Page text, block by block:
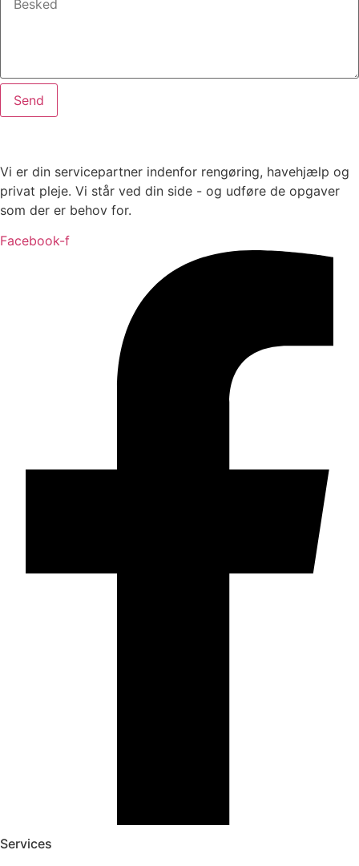
Send
Vi er din servicepartner indenfor rengøring, havehjælp og
privat pleje. Vi står ved din side - og udføre de opgaver
som der er behov for.
Facebook-f
Services